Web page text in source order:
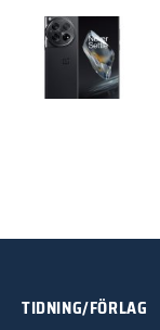
TIDNING/FÖRLAG